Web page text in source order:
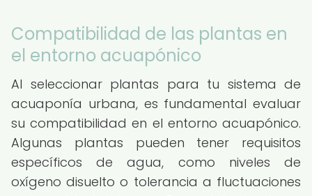
Compatibilidad de las plantas en
el entorno acuapónico
Al seleccionar plantas para tu sistema de
acuaponía urbana, es fundamental evaluar
su compatibilidad en el entorno acuapónico.
Algunas plantas pueden tener requisitos
específicos de agua, como niveles de
oxígeno disuelto o tolerancia a fluctuaciones